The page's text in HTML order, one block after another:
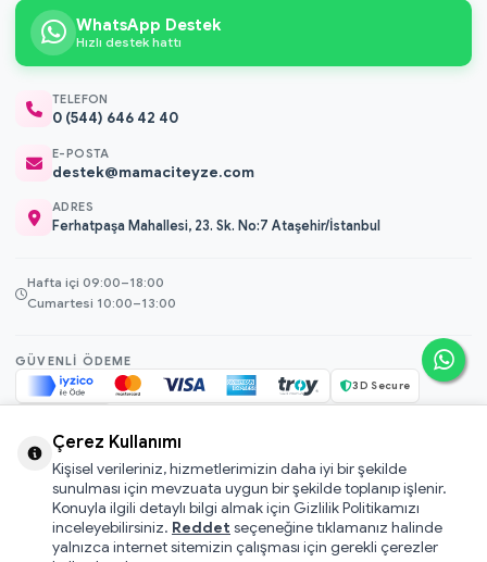
WhatsApp Destek
Hızlı destek hattı
TELEFON
0 (544) 646 42 40
E-POSTA
destek@mamaciteyze.com
ADRES
Ferhatpaşa Mahallesi, 23. Sk. No:7 Ataşehir/İstanbul
Hafta içi 09:00–18:00
Cumartesi 10:00–13:00
GÜVENLI ÖDEME
3D Secure
© 2026 Mamacı Teyze · Nurşen ve ekibi ile birlikte ile hazırlandı.
Mesafeli Satış Sözleşmesi
Pati Puan Kazanma Koşulları
Gizlilik ve Çerez Politikası
Çerez Kullanımı
Kişisel verileriniz, hizmetlerimizin daha iyi bir şekilde
sunulması için mevzuata uygun bir şekilde toplanıp işlenir.
Konuyla ilgili detaylı bilgi almak için Gizlilik Politikamızı
inceleyebilirsiniz. Reddet seçeneğine tıklamanız halinde
yalnızca internet sitemizin çalışması için gerekli çerezler